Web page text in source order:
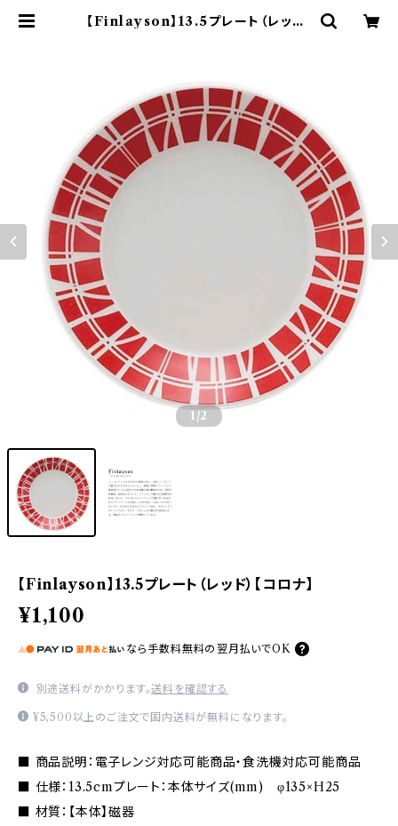
【Finlayson】13.5プレート（レッド）
1 /2
【Finlayson】13.5プレート（レッド）【コロナ】
¥1,100
なら 手数料無料の 翌月払いでOK
別途送料がかかります。送料を確認する
¥5,500以上のご注文で国内送料が無料になります。
■ 商品説明：電子レンジ対応可能商品・食洗機対応可能商品
■ 仕様：13.5cmプレート：本体サイズ(mm) φ135×H25
■ 材質：【本体】磁器